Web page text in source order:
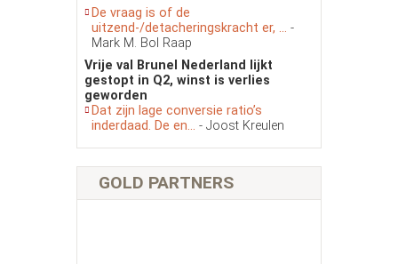
De vraag is of de
uitzend-/detacheringskracht er, ... -
Mark M. Bol Raap
Vrije val Brunel Nederland lijkt
gestopt in Q2, winst is verlies
geworden
Dat zijn lage conversie ratio’s
inderdaad. De en... - Joost Kreulen
GOLD PARTNERS